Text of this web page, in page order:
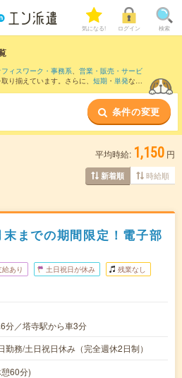
気になる! ログイン 検索
フィスワーク・事務系、 営業・販売・サービ
り揃えています。さらに、 短期 ・ 単発など
など近隣駅のお仕事もご
条件の変更
平均時給: 1,150 円
新着順 時給順
末までの期間限定！電子部
あり 土日祝日が休み 残業なし
分／塔寺駅から車3分
勤務/土日祝日休み（完全週休2日制）
60分)